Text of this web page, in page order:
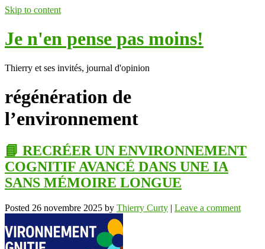
Skip to content
Je n'en pense pas moins!
Thierry et ses invités, journal d'opinion
régénération de
l’environnement
📘 RECRÉER UN ENVIRONNEMENT
COGNITIF AVANCÉ DANS UNE IA
SANS MÉMOIRE LONGUE
Posted 26 novembre 2025 by Thierry Curty | Leave a comment